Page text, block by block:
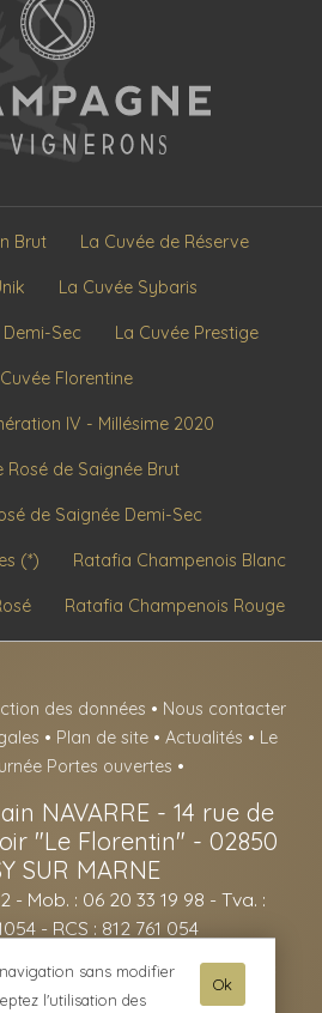
Brut La Cuvée de Réserve
La Cuvée Sybaris
Sec La Cuvée Prestige
Florentine
IV - Millésime 2020
Rosé de Saignée Brut
de Saignée Demi-Sec
(*) Ratafia Champenois Blanc
Ratafia Champenois Rouge
des données • Nous contacter
• Plan de site • Actualités • Le
Portes ouvertes •
NAVARRE - 14 rue de
"Le Florentin" - 02850
SUR MARNE
- Mob. : 06 20 33 19 98 - Tva. :
- RCS : 812 761 054
pour la santé, sachez consommer avec
est interdite aux mineurs de -18ans -
Ok
sans modifier
l'utilisation des